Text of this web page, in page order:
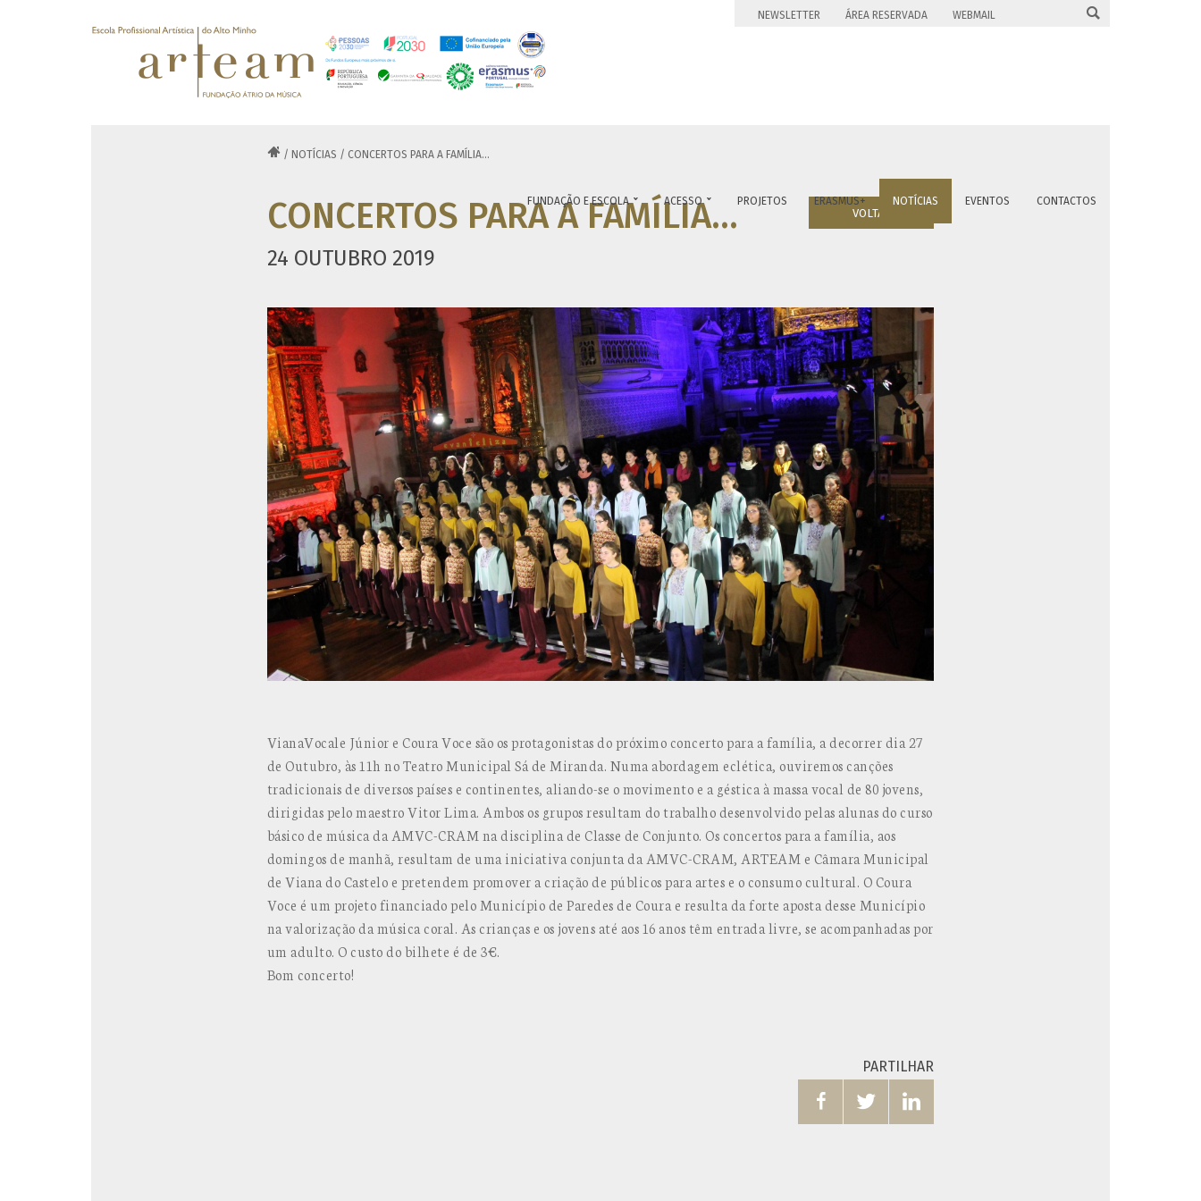
NEWSLETTER ÁREA RESERVADA WEBMAIL 
FUNDAÇÃO E ESCOLA  ACESSO  PROJETOS ERASMUS+ NOTÍCIAS EVENTOS CONTACTOS
 / NOTÍCIAS / CONCERTOS PARA A FAMÍLIA...
VOLTAR
CONCERTOS PARA A FAMÍLIA...
24 OUTUBRO 2019
VianaVocale Júnior e Coura Voce são os protagonistas do próximo concerto para a família, a decorrer dia 27
de Outubro, às 11h no Teatro Municipal Sá de Miranda. Numa abordagem eclética, ouviremos canções
tradicionais de diversos países e continentes, aliando-se o movimento e a géstica à massa vocal de 80 jovens,
dirigidas pelo maestro Vitor Lima. Ambos os grupos resultam do trabalho desenvolvido pelas alunas do curso
básico de música da AMVC-CRAM na disciplina de Classe de Conjunto. Os concertos para a família, aos
domingos de manhã, resultam de uma iniciativa conjunta da AMVC-CRAM, ARTEAM e Câmara Municipal
de Viana do Castelo e pretendem promover a criação de públicos para artes e o consumo cultural. O Coura
Voce é um projeto financiado pelo Município de Paredes de Coura e resulta da forte aposta desse Município
na valorização da música coral. As crianças e os jovens até aos 16 anos têm entrada livre, se acompanhadas por
um adulto. O custo do bilhete é de 3€.
Bom concerto!
PARTILHAR
  